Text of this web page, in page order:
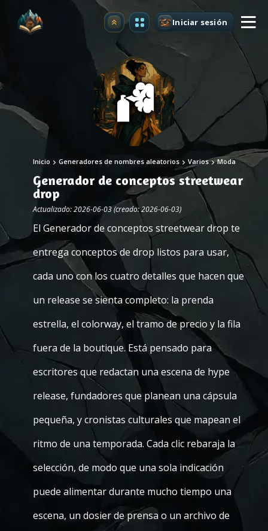
Mejorar Iniciar sesión
Inicio Generadores de nombres aleatorios Varios Moda
Generador de conceptos streetwear
drop
Actualizado: 2026-06-03 (creado: 2026-06-03)
El Generador de conceptos streetwear drop te
entrega conceptos de drop listos para usar,
cada uno con los cuatro detalles que hacen que
un release se sienta completo: la prenda
estrella, el colorway, el tramo de precio y la fila
fuera de la boutique. Está pensado para
escritores que redactan una escena de hype
release, fundadores que planean una cápsula
pequeña, y cronistas culturales que mapean el
ritmo de una temporada. Cada clic rebaraja la
selección, de modo que una sola indicación
puede alimentar durante mucho tiempo una
escena, un dosier de prensa o un archivo de